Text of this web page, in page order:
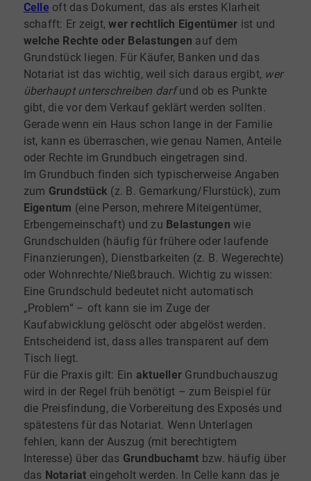
Celle oft das Dokument, das als erstes Klarheit
schafft: Er zeigt,wer rechtlich Eigentümer ist und
welche Rechte oder Belastungen auf dem
Grundstück liegen. Für Käufer, Banken und das
Notariat ist das wichtig, weil sich daraus ergibt, wer
überhaupt unterschreiben darfund ob es Punkte
gibt, die vor dem Verkauf geklärt werden sollten.
Gerade wenn ein Haus schon lange in der Familie
ist, kann es überraschen, wie genau Namen, Anteile
oder Rechte im Grundbuch eingetragen sind.
Im Grundbuch finden sich typischerweise Angaben
zum Grundstück (z. B. Gemarkung/Flurstück), zum
Eigentum (eine Person, mehrere Miteigentümer,
Erbengemeinschaft) und zu Belastungen wie
Grundschulden (häufig für frühere oder laufende
Finanzierungen), Dienstbarkeiten (z. B. Wegerechte)
oder Wohnrechte/Nießbrauch. Wichtig zu wissen:
Eine Grundschuld bedeutet nicht automatisch
„Problem“ – oft kann sie im Zuge der
Kaufabwicklung gelöscht oder abgelöst werden.
Entscheidend ist, dass alles transparent auf dem
Tisch liegt.
Für die Praxis gilt: Ein aktueller Grundbuchauszug
wird in der Regel früh benötigt – zum Beispiel für
die Preisfindung, die Vorbereitung des Exposés und
spätestens für das Notariat. Wenn Unterlagen
fehlen, kann der Auszug (mit berechtigtem
Interesse) über das Grundbuchamt bzw. häufig über
das Notariat eingeholt werden. In Celle kann das je